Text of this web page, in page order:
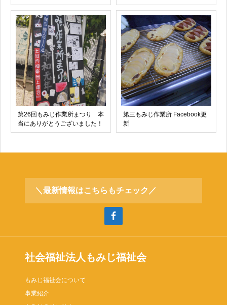
～
第26回もみじ作業所まつり 本
当にありがとうございました！
第三もみじ作業所 Facebook更
新
＼最新情報はこちらもチェック／
社会福祉法人もみじ福祉会
もみじ福祉会について
事業紹介